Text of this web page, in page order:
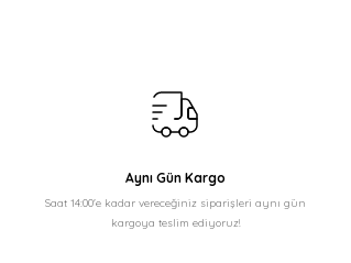
Aynı Gün Kargo
Saat 14:00'e kadar vereceğiniz siparişleri aynı gün
kargoya teslim ediyoruz!